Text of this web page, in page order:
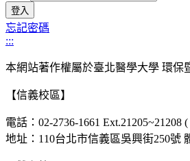
忘記密碼
:::
本網站著作權屬於臺北醫學大學 環保
【信義校區】
電話：02-2736-1661
地址：110台北市信義區吳興街250號